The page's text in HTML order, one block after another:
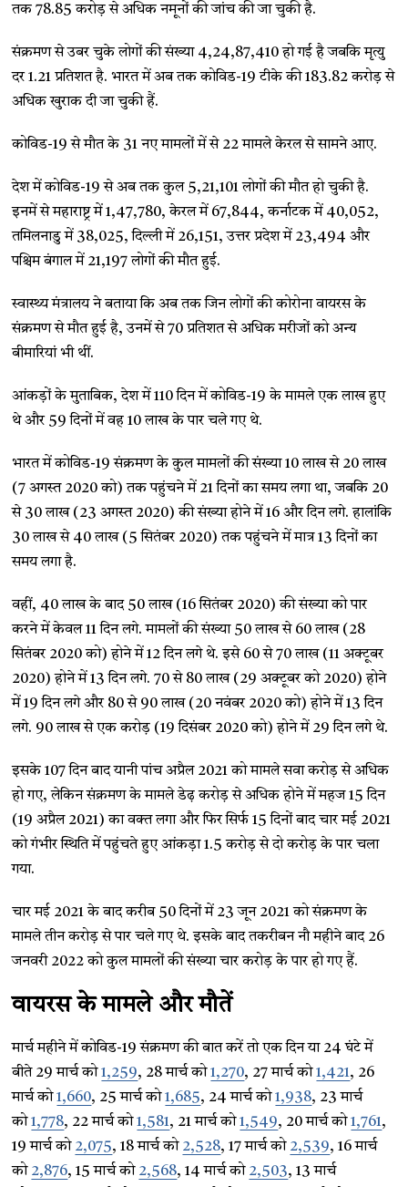
तक 78.85 करोड़ से अधिक नमूनों की जांच की जा चुकी है.
संक्रमण से उबर चुके लोगों की संख्या 4,24,87,410 हो गई है जबकि मृत्यु
दर 1.21 प्रतिशत है. भारत में अब तक कोविड-19 टीके की 183.82 करोड़ से
अधिक खुराक दी जा चुकी हैं.
कोविड-19 से मौत के 31 नए मामलों में से 22 मामले केरल से सामने आए.
देश में कोविड-19 से अब तक कुल 5,21,101 लोगों की मौत हो चुकी है.
इनमें से महाराष्ट्र में 1,47,780, केरल में 67,844, कर्नाटक में 40,052,
तमिलनाडु में 38,025, दिल्ली में 26,151, उत्तर प्रदेश में 23,494 और
पश्चिम बंगाल में 21,197 लोगों की मौत हुई.
स्वास्थ्य मंत्रालय ने बताया कि अब तक जिन लोगों की कोरोना वायरस के
संक्रमण से मौत हुई है, उनमें से 70 प्रतिशत से अधिक मरीजों को अन्य
बीमारियां भी थीं.
आंकड़ों के मुताबिक, देश में 110 दिन में कोविड-19 के मामले एक लाख हुए
थे और 59 दिनों में वह 10 लाख के पार चले गए थे.
भारत में कोविड-19 संक्रमण के कुल मामलों की संख्या 10 लाख से 20 लाख
(7 अगस्त 2020 को) तक पहुंचने में 21 दिनों का समय लगा था, जबकि 20
से 30 लाख (23 अगस्त 2020) की संख्या होने में 16 और दिन लगे. हालांकि
30 लाख से 40 लाख (5 सितंबर 2020) तक पहुंचने में मात्र 13 दिनों का
समय लगा है.
वहीं, 40 लाख के बाद 50 लाख (16 सितंबर 2020) की संख्या को पार
करने में केवल 11 दिन लगे. मामलों की संख्या 50 लाख से 60 लाख (28
सितंबर 2020 को) होने में 12 दिन लगे थे. इसे 60 से 70 लाख (11 अक्टूबर
2020) होने में 13 दिन लगे. 70 से 80 लाख (29 अक्टूबर को 2020) होने
में 19 दिन लगे और 80 से 90 लाख (20 नवंबर 2020 को) होने में 13 दिन
लगे. 90 लाख से एक करोड़ (19 दिसंबर 2020 को) होने में 29 दिन लगे थे.
इसके 107 दिन बाद यानी पांच अप्रैल 2021 को मामले सवा करोड़ से अधिक
हो गए, लेकिन संक्रमण के मामले डेढ़ करोड़ से अधिक होने में महज 15 दिन
(19 अप्रैल 2021) का वक्त लगा और फिर सिर्फ 15 दिनों बाद चार मई 2021
को गंभीर स्थिति में पहुंचते हुए आंकड़ा 1.5 करोड़ से दो करोड़ के पार चला
गया.
चार मई 2021 के बाद करीब 50 दिनों में 23 जून 2021 को संक्रमण के
मामले तीन करोड़ से पार चले गए थे. इसके बाद तकरीबन नौ महीने बाद 26
जनवरी 2022 को कुल मामलों की संख्या चार करोड़ के पार हो गए हैं.
वायरस के मामले और मौतें
मार्च महीने में कोविड-19 संक्रमण की बात करें तो एक दिन या 24 घंटे में
बीते 29 मार्च को1,259, 28 मार्च को1,270, 27 मार्च को1,421, 26
मार्च को1,660, 25 मार्च को1,685, 24 मार्च को1,938, 23 मार्च
को1,778, 22 मार्च को1,581, 21 मार्च को1,549, 20 मार्च को1,761,
19 मार्च को 2,075, 18 मार्च को 2,528, 17 मार्च को 2,539, 16 मार्च
को 2,876, 15 मार्च को 2,568, 14 मार्च को 2,503, 13 मार्च